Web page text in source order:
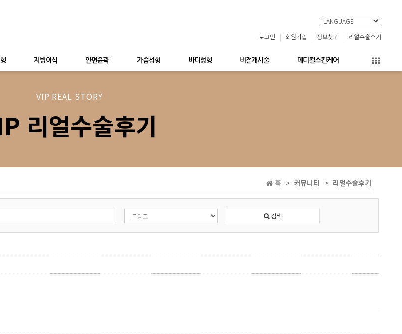
로그인 회원가입 정보찾기 리얼수술후기
지방이식 안면윤곽 가슴성형 바디성형 비절개시술 메디컬스킨케어
VIP REAL STORY
리얼수술후기
홈 커뮤니티 리얼수술후기
검색